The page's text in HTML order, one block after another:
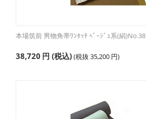
本場筑前 男物角帯ﾜﾝﾀｯﾁ ﾍﾞｰｼﾞｭ系(絹)No.38
38,720 円 (税込)(税抜 35,200 円)